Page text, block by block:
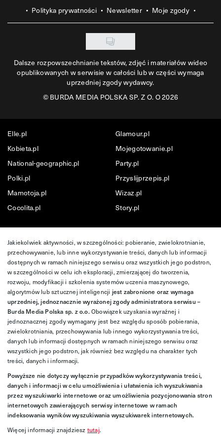
Polityka prywatności
Newsletter Moje zgody
Dalsze rozpowszechnianie tekstów, zdjęć i materiałów wideo
opublikowanych w serwisie w całości lub w części wymaga
uprzedniej zgody wydawcy.
©BURDA MEDIA POLSKA SP. Z O. O 2026
Elle.pl
Glamour.pl
Kobieta.pl
Mojegotowanie.pl
National-geographic.pl
Party.pl
Polki.pl
Przyslijprzepis.pl
Mamotoja.pl
Wizaz.pl
Cocolita.pl
Story.pl
Jakiekolwiek aktywności, w szczególności: pobieranie, zwielokrotnianie,
przechowywanie, lub inne wykorzystywanie treści, danych lub informacji
dostępnych w ramach niniejszego serwisu oraz wszystkich jego podstron,
w szczególności w celu ich eksploracji, zmierzającej do tworzenia,
rozwoju, modyfikacji i szkolenia systemów uczenia maszynowego,
algorytmów lub sztucznej inteligencji jest zabronione oraz wymaga
uprzedniej, jednoznacznie wyrażonej zgody administratora serwisu –
Burda Media Polska sp. z o.o.Obowiązek uzyskania wyraźnej i
jednoznacznej zgody wymagany jest bez względu sposób pobierania,
zwielokrotniania, przechowywania lub innego wykorzystywania treści,
danych lub informacji dostępnych w ramach niniejszego serwisu oraz
wszystkich jego podstron, jak również bez względu na charakter tych
treści, danych i informacji.
Powyższe nie dotyczy wyłącznie przypadków wykorzystywania treści,
danych i informacji w celu umożliwienia i ułatwienia ich wyszukiwania
przez wyszukiwarki internetowe oraz umożliwienia pozycjonowania stron
internetowych zawierających serwisy internetowe w ramach
indeksowania wyników wyszukiwania wyszukiwarek internetowych.
Więcej informacji znajdziesz tutaj.